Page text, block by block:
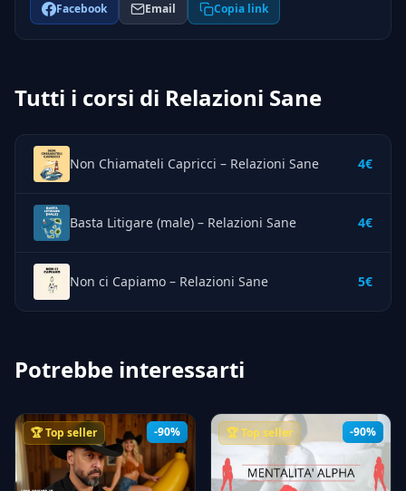
Facebook
Email Copia link
Tutti i corsi di Relazioni Sane
Non Chiamateli Capricci – Relazioni Sane 4€
Basta Litigare (male) – Relazioni Sane 4€
Non ci Capiamo – Relazioni Sane 5€
Potrebbe interessarti
-90%
🏆 Top seller -90%
🏆 Top seller